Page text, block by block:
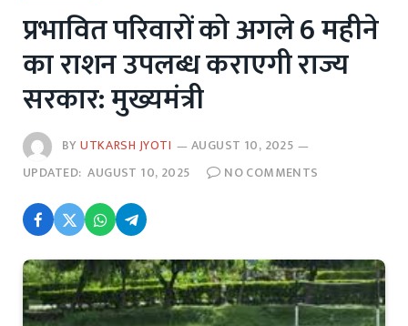
प्रभावित परिवारों को अगले 6 महीने
का राशन उपलब्ध कराएगी राज्य
सरकार: मुख्यमंत्री
BYUTKARSH JYOTI
AUGUST 10, 2025
UPDATED: AUGUST 10, 2025 NO COMMENTS